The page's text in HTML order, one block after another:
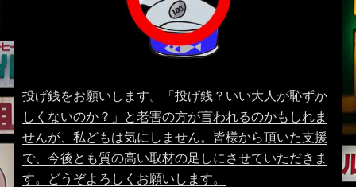
投げ銭をお願いします。「投げ銭？いい大人が恥ずか
しくないのか？」と老害の方が言われるのかもしれま
せんが、私どもは気にしません。皆様から頂いた支援
で、今後とも質の高い取材の足しにさせていただきま
す。どうぞよろしくお願いします。